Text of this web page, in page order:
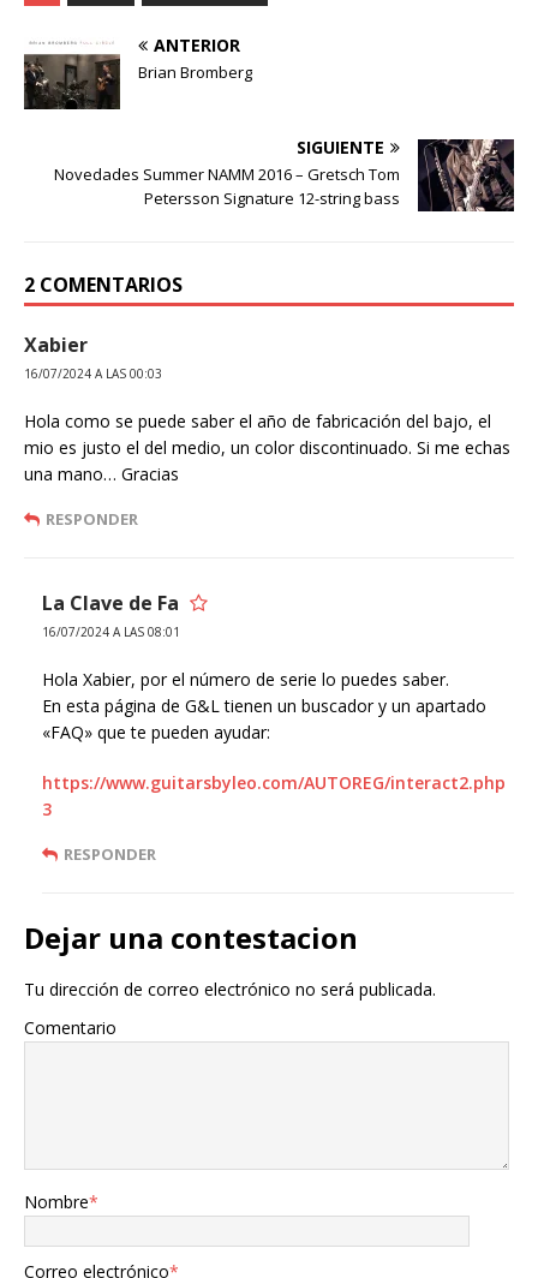
ANTERIOR
Brian Bromberg
SIGUIENTE
Novedades Summer NAMM 2016 – Gretsch Tom
Petersson Signature 12-string bass
2 COMENTARIOS
Xabier
16/07/2024 A LAS 00:03
Hola como se puede saber el año de fabricación del bajo, el
mio es justo el del medio, un color discontinuado. Si me echas
una mano… Gracias
RESPONDER
La Clave de Fa
16/07/2024 A LAS 08:01
Hola Xabier, por el número de serie lo puedes saber.
En esta página de G&L tienen un buscador y un apartado
«FAQ» que te pueden ayudar:
https://www.guitarsbyleo.com/AUTOREG/interact2.php
3
RESPONDER
Dejar una contestacion
Tu dirección de correo electrónico no será publicada.
Comentario
Nombre*
Correo electrónico*